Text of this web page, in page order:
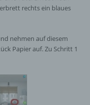
rechts ein blaues
nehmen auf diesem
Papier auf. Zu Schritt 1